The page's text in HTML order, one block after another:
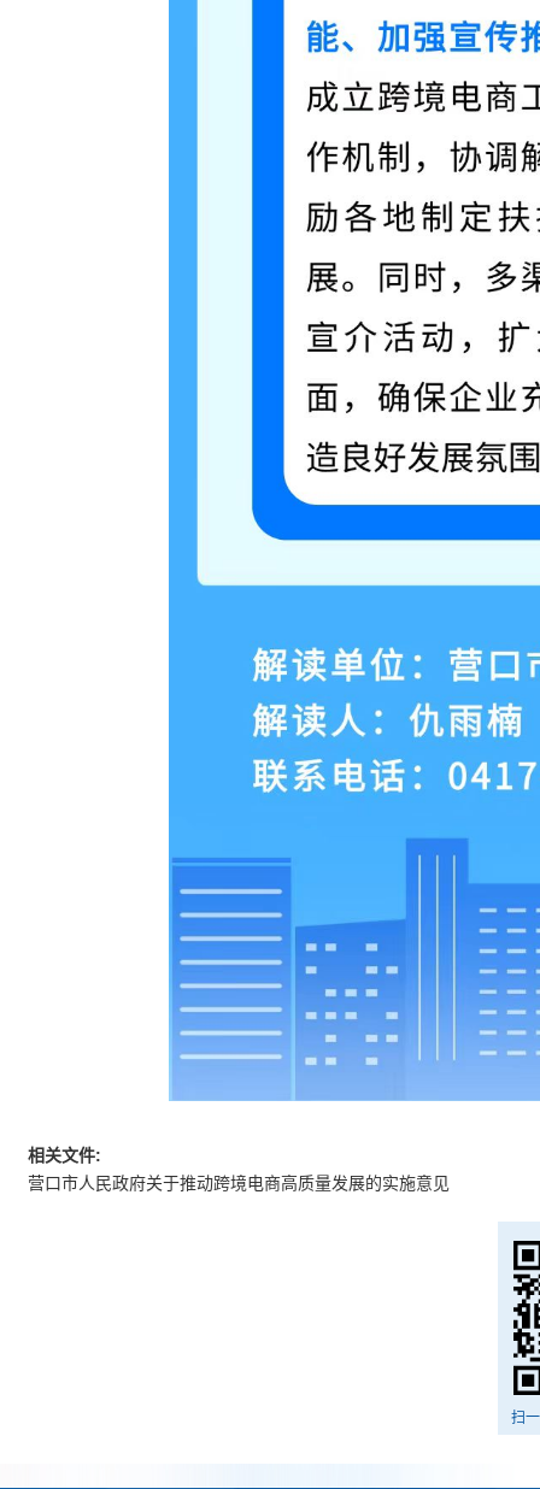
相关文件:
营口市人民政府关于推动跨境电商高质量发展的实施意见
扫